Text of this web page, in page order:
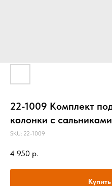
22-1009 Комплект
колонки с сальниками
SKU: 22-1009
4 950 р.
Купить